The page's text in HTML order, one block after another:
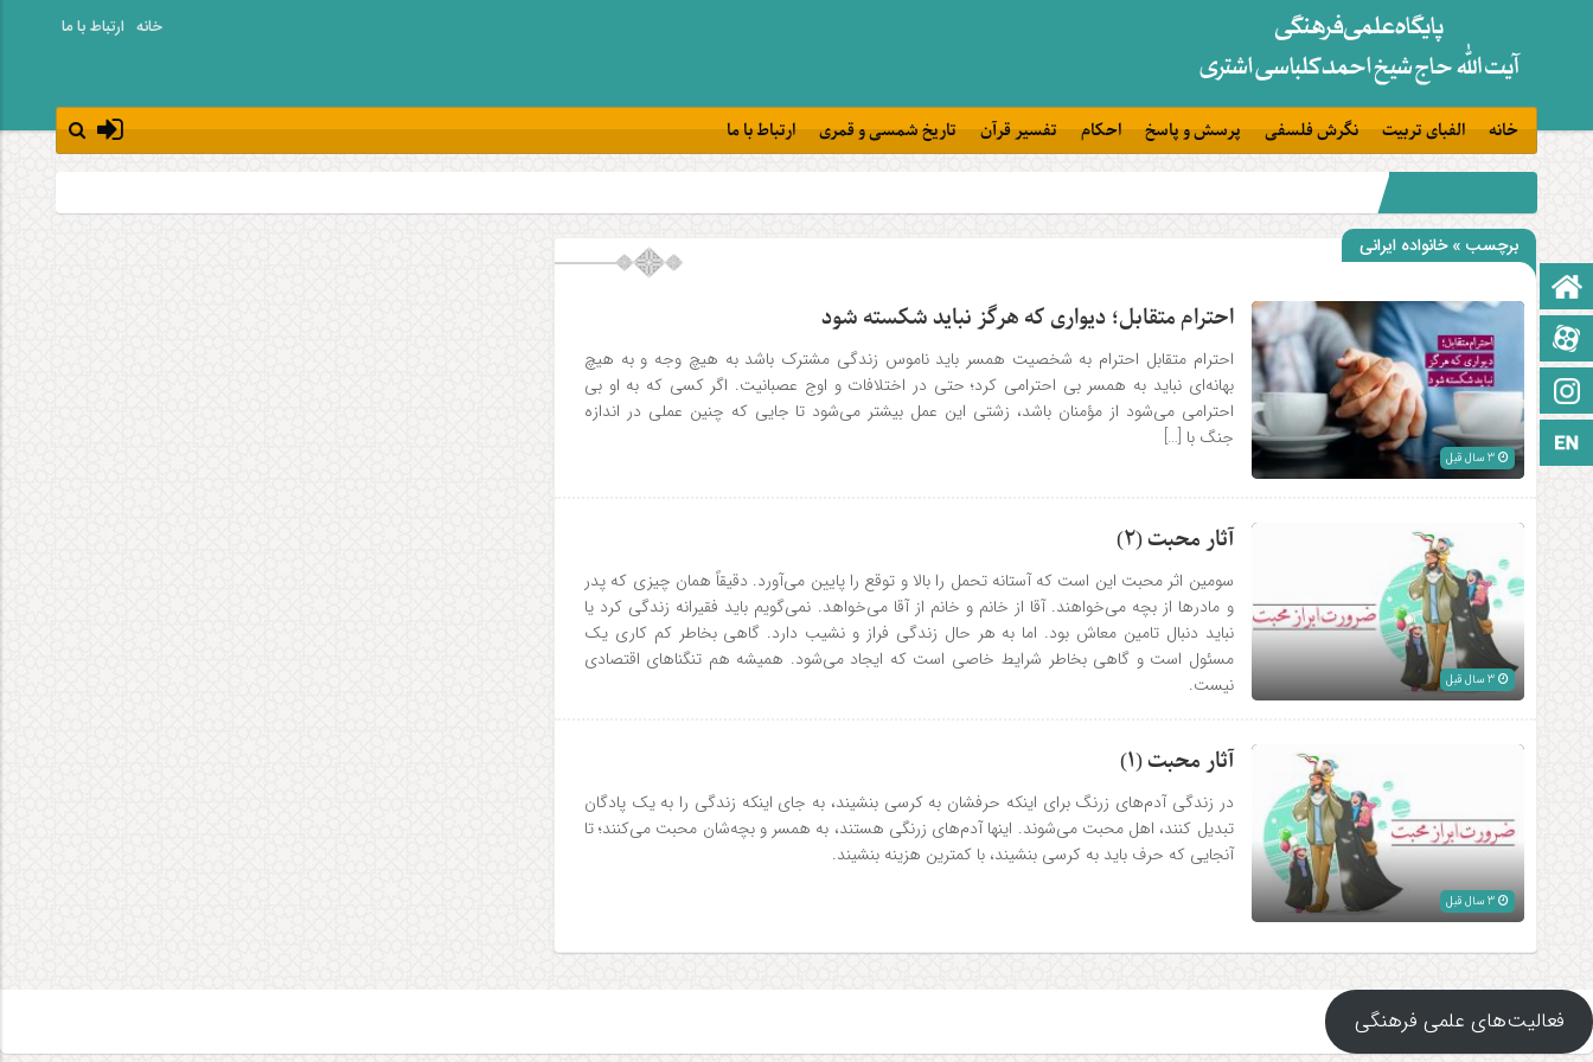
خانه ارتباط با ما
خانه الفبای تربیت نگرش فلسفی پرسش و پاسخ احکام تفسیر قرآن تاریخ شمسی و قمری ارتباط با ما
صفحه نخست
اینستاگرام
زبان انگلیسی
برچسب » خانواده ایرانی
احترام متقابل؛ دیواری که هرگز نباید شکسته شود
احترام متقابل احترام به شخصیت همسر باید ناموس زندگی مشترک باشد به هیچ وجه و به هیچ
بهانه‌ای نباید به همسر بی احترامی کرد؛ حتی در اختلافات و اوج عصبانیت. اگر کسی که به او بی
احترامی می‌شود از مؤمنان باشد، زشتی این عمل بیشتر می‌شود تا جایی که چنین عملی در اندازه
جنگ با […]
آثار محبت (۲)
سومين اثر محبت اين است که آستانه تحمل را بالا و توقع را پايين می‌آورد. دقيقاً همان چيزی که پدر
و مادرها از بچه می‌خواهند. آقا از خانم و خانم از آقا می‌خواهد. نمی‌گويم باید فقيرانه زندگی کرد یا
نبايد دنبال تامین معاش بود. اما به هر حال زندگي فراز و نشيب دارد. گاهی بخاطر کم کاری يک
مسئول است و گاهی بخاطر شرايط خاصی است که ايجاد می‌شود. هميشه هم تنگناهای اقتصادی
نيست.
آثار محبت (۱)
در زندگی آدم‌های زرنگ برای اينکه حرفشان به کرسی بنشيند، به جای اینکه زندگی را به يک پادگان
تبديل کنند، اهل محبت می‌شوند. اينها آدم‌های زرنگی هستند، به همسر و بچه‌شان محبت می‌کنند؛ تا
آنجايی که حرف بايد به کرسي بنشيند، با کمترين هزينه بنشيند.
فعالیت‌های علمی فرهنگی